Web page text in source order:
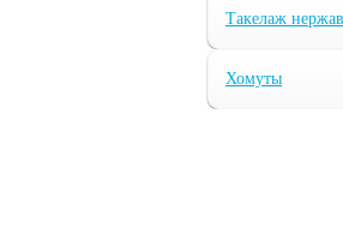
Такелаж
Хомуты